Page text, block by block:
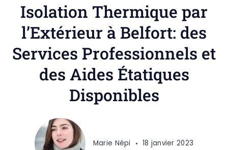
Isolation Thermique par
l’Extérieur à Belfort: des
Services Professionnels et
des Aides Étatiques
Disponibles
Marie Népi 18 janvier 2023